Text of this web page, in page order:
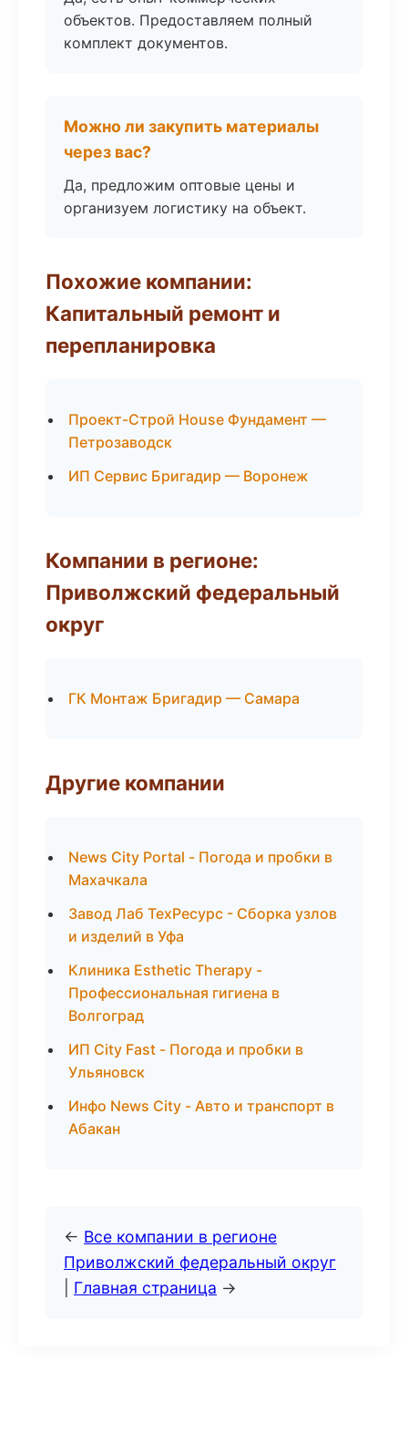
объектов. Предоставляем полный
комплект документов.
Можно ли закупить материалы
через вас?
Да, предложим оптовые цены и
организуем логистику на объект.
Похожие компании:
Капитальный ремонт и
перепланировка
Проект-Строй House Фундамент —
Петрозаводск
ИП Сервис Бригадир — Воронеж
Компании в регионе:
Приволжский федеральный
округ
ГК Монтаж Бригадир — Самара
Другие компании
News City Portal - Погода и пробки в
Махачкала
Завод Лаб ТехРесурс - Сборка узлов
и изделий в Уфа
Клиника Esthetic Therapy -
Профессиональная гигиена в
Волгоград
ИП City Fast - Погода и пробки в
Ульяновск
Инфо News City - Авто и транспорт в
Абакан
← Все компании в регионе
Приволжский федеральный округ
Главная страница →